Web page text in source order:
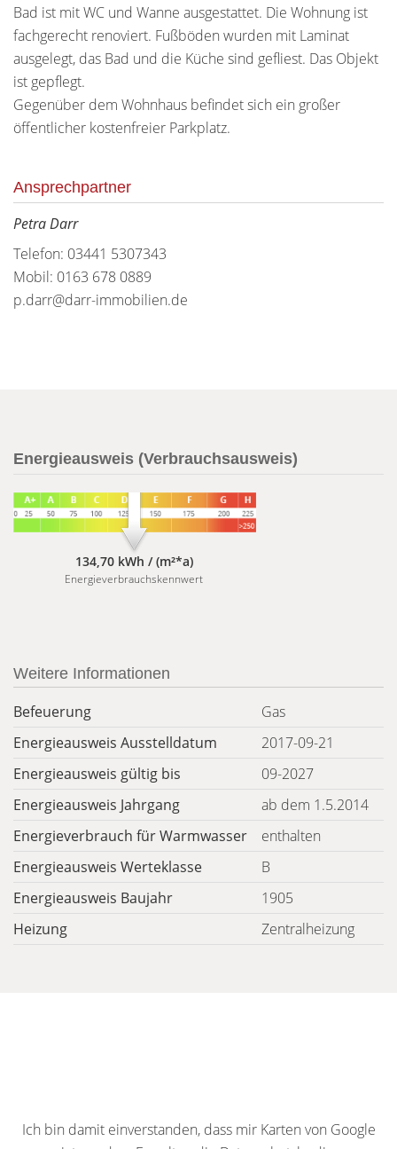
Bad ist mit WC und Wanne ausgestattet. Die Wohnung ist
fachgerecht renoviert. Fußböden wurden mit Laminat
ausgelegt, das Bad und die Küche sind gefliest. Das Objekt
ist gepflegt.
Gegenüber dem Wohnhaus befindet sich ein großer
öffentlicher kostenfreier Parkplatz.
Ansprechpartner
Petra Darr
Telefon: 03441 5307343
Mobil: 0163 678 0889
p.darr@darr-immobilien.de
Energieausweis (Verbrauchsausweis)
134,70 kWh / (m²*a)
Energieverbrauchskennwert
Weitere Informationen
Befeuerung
Gas
Energieausweis Ausstelldatum
2017-09-21
Energieausweis gültig bis
09-2027
Energieausweis Jahrgang
ab dem 1.5.2014
Energieverbrauch für Warmwasser
enthalten
Energieausweis Werteklasse
B
Energieausweis Baujahr
1905
Heizung
Zentralheizung
Ich bin damit einverstanden, dass mir Karten von Google